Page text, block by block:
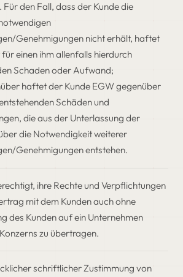
Für den Fall, dass der Kunde die
Genehmigungen nicht erhält, haftet
einen ihm allenfalls hierdurch
Schaden oder Aufwand;
haftet der Kunde EGW gegenüber
Schäden und
die aus der Unterlassung der
die Notwendigkeit weiterer
Genehmigungen entstehen.
ihre Rechte und Verpflichtungen
mit dem Kunden auch ohne
des Kunden auf ein Unternehmen
zu übertragen.
schriftlicher Zustimmung von